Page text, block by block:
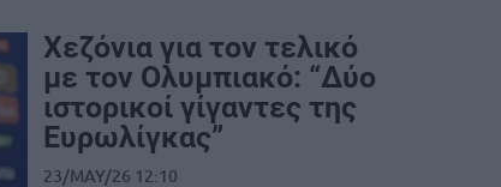
Χεζόνια για τον τελικό
με τον Ολυμπιακό: “Δύο
ιστορικοί γίγαντες της
Ευρωλίγκας”
23/MAY/26 12:10